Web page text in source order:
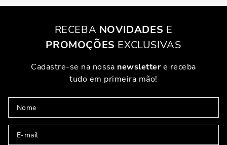
RECEBA NOVIDADES E
PROMOÇÕES EXCLUSIVAS
Cadastre-se na nossa newslettere receba
tudo em primeira mão!